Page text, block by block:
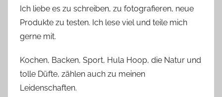
Ich liebe es zu schreiben, zu fotografieren, neue
Produkte zu testen. Ich lese viel und teile mich
gerne mit.
Kochen, Backen, Sport, Hula Hoop, die Natur und
tolle Düfte, zählen auch zu meinen
Leidenschaften.